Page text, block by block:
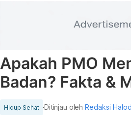
Apakah PMO
Badan? Fakta &
Hidup Sehat Ditinjau olehRedaksi